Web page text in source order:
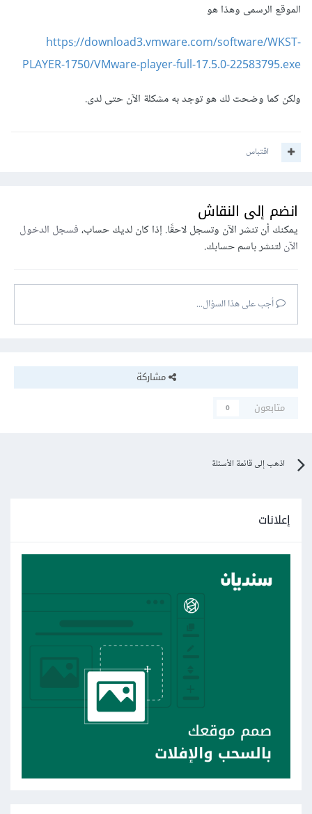
الموقع الرسمى وهذا هو
https://download3.vmware.com/software/WKST-
PLAYER-1750/VMware-player-full-17.5.0-22583795.exe
ولكن كما وضحت لك هو توجد به مشكلة الآن حتى لدى.
اقتباس
انضم إلى النقاش
يمكنك أن تنشر الآن وتسجل لاحقًا. إذا كان لديك حساب،فسجل الدخول
الآنلتنشر باسم حسابك.
أجب على هذا السؤال...
مشاركة
متابعون
0
اذهب إلى قائمة الأسئلة
إعلانات